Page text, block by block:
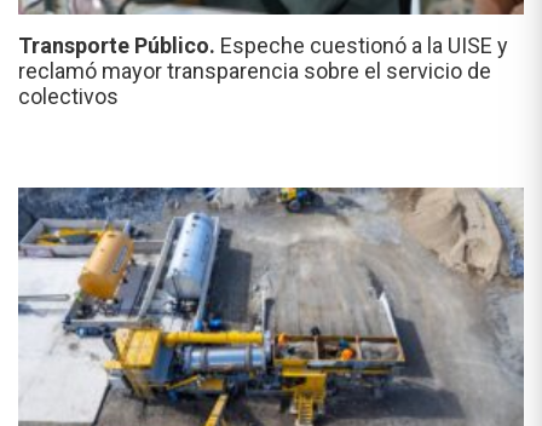
Transporte Público. Espeche cuestionó a la UISE y
reclamó mayor transparencia sobre el servicio de
colectivos